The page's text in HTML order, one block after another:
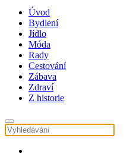
Úvod
Bydlení
Jídlo
Móda
Rady
Cestování
Zábava
Zdraví
Z historie